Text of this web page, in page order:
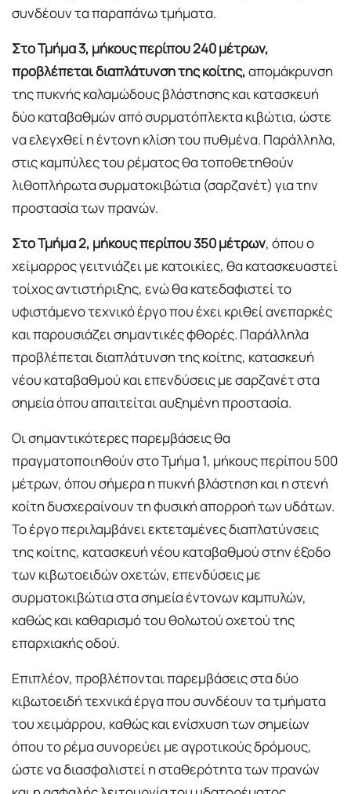
συνδέουν τα παραπάνω τμήματα.
Στο Τμήμα 3, μήκους περίπου 240 μέτρων,
προβλέπεται διαπλάτυνση της κοίτης,απομάκρυνση
της πυκνής καλαμώδους βλάστησης και κατασκευή
δύο καταβαθμών από συρματόπλεκτα κιβώτια, ώστε
να ελεγχθεί η έντονη κλίση του πυθμένα. Παράλληλα,
στις καμπύλες του ρέματος θα τοποθετηθούν
λιθοπλήρωτα συρματοκιβώτια (σαρζανέτ) για την
προστασία των πρανών.
Στο Τμήμα 2, μήκους περίπου 350 μέτρων, όπου ο
χείμαρρος γειτνιάζει με κατοικίες, θα κατασκευαστεί
τοίχος αντιστήριξης, ενώ θα κατεδαφιστεί το
υφιστάμενο τεχνικό έργο που έχει κριθεί ανεπαρκές
και παρουσιάζει σημαντικές φθορές. Παράλληλα
προβλέπεται διαπλάτυνση της κοίτης, κατασκευή
νέου καταβαθμού και επενδύσεις με σαρζανέτ στα
σημεία όπου απαιτείται αυξημένη προστασία.
Οι σημαντικότερες παρεμβάσεις θα
πραγματοποιηθούν στο Τμήμα 1, μήκους περίπου 500
μέτρων, όπου σήμερα η πυκνή βλάστηση και η στενή
κοίτη δυσχεραίνουν τη φυσική απορροή των υδάτων.
Το έργο περιλαμβάνει εκτεταμένες διαπλατύνσεις
της κοίτης, κατασκευή νέου καταβαθμού στην έξοδο
των κιβωτοειδών οχετών, επενδύσεις με
συρματοκιβώτια στα σημεία έντονων καμπυλών,
καθώς και καθαρισμό του θολωτού οχετού της
επαρχιακής οδού.
Επιπλέον, προβλέπονται παρεμβάσεις στα δύο
κιβωτοειδή τεχνικά έργα που συνδέουν τα τμήματα
του χειμάρρου, καθώς και ενίσχυση των σημείων
όπου το ρέμα συνορεύει με αγροτικούς δρόμους,
ώστε να διασφαλιστεί η σταθερότητα των πρανών